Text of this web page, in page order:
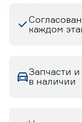
каждом
Запчасти
в наличии